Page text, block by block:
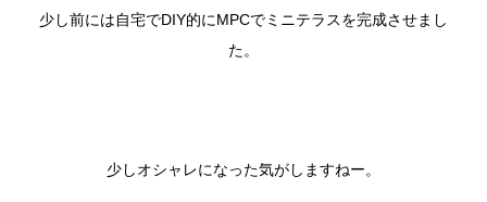
少し前には自宅でDIY的にMPCでミニテラスを完成させまし
た。
少しオシャレになった気がしますねー。